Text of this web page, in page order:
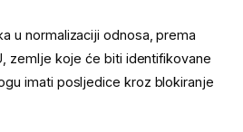
u normalizaciji odnosa, prema
zemlje koje će biti identifikovane
imati posljedice kroz blokiranje